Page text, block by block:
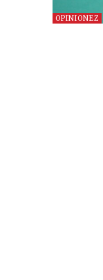
OPINIONEZ